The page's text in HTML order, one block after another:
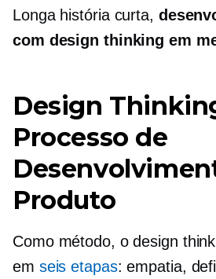
Longa história curta,
com design thinking em
Design
Processo de
Produto
Como método, o design
em seis etapas: empatia,